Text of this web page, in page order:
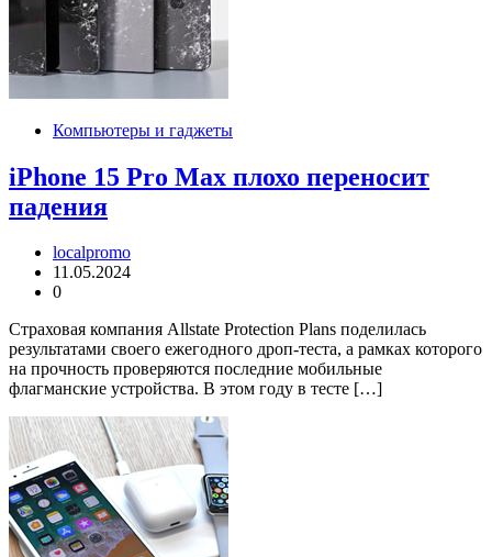
Компьютеры и гаджеты
iPhone 15 Pro Max плохо переносит
падения
localpromo
11.05.2024
0
Страховая компания Allstate Protection Plans поделилась
результатами своего ежегодного дроп-теста, а рамках которого
на прочность проверяются последние мобильные
флагманские устройства. В этом году в тесте […]